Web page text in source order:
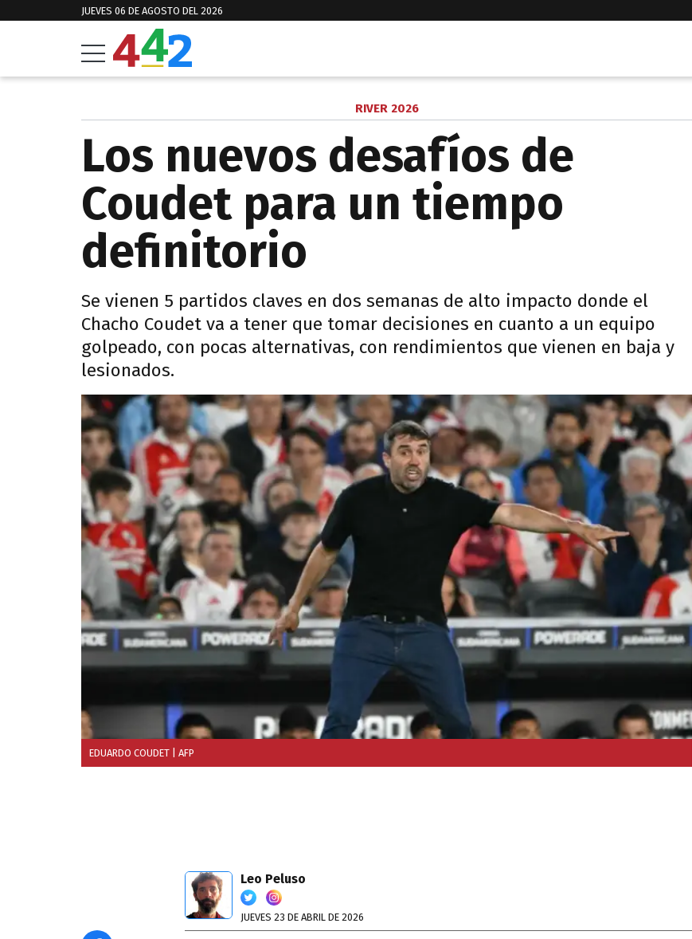
JUEVES 06 DE AGOSTO DEL 2026
RIVER 2026
Los nuevos desafíos de
Coudet para un tiempo
definitorio
Se vienen 5 partidos claves en dos semanas de alto impacto donde el
Chacho Coudet va a tener que tomar decisiones en cuanto a un equipo
golpeado, con pocas alternativas, con rendimientos que vienen en baja y
lesionados.
EDUARDO COUDET | AFP
Leo Peluso
JUEVES 23 DE ABRIL DE 2026